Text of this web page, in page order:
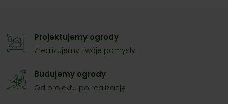
Projektujemy ogrody
Zrealizujemy Twóje pomysły
Budujemy ogrody
Od projektu po realizację